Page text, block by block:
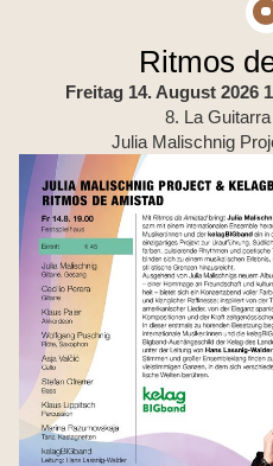
Ritmos
Freitag 14. August 2026
8. La
Julia Malischnig